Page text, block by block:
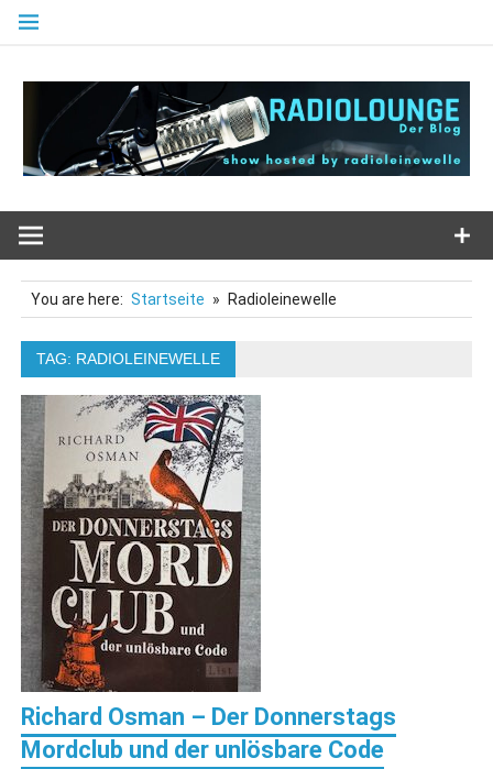
Zum
You are here: Startseite Radioleinewelle
TAG: RADIOLEINEWELLE
Richard Osman – Der Donnerstags
Mordclub und der unlösbare Code